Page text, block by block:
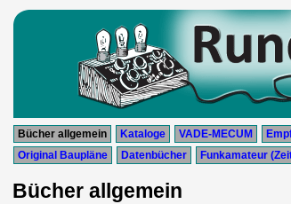
Bücher allgemein Kataloge VADE-MECUM
Original Baupläne
Datenbücher Funkamateur
Bücher allgemein